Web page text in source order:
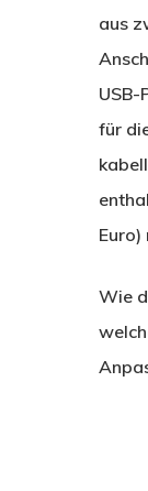
aus
USB-
für
Wie